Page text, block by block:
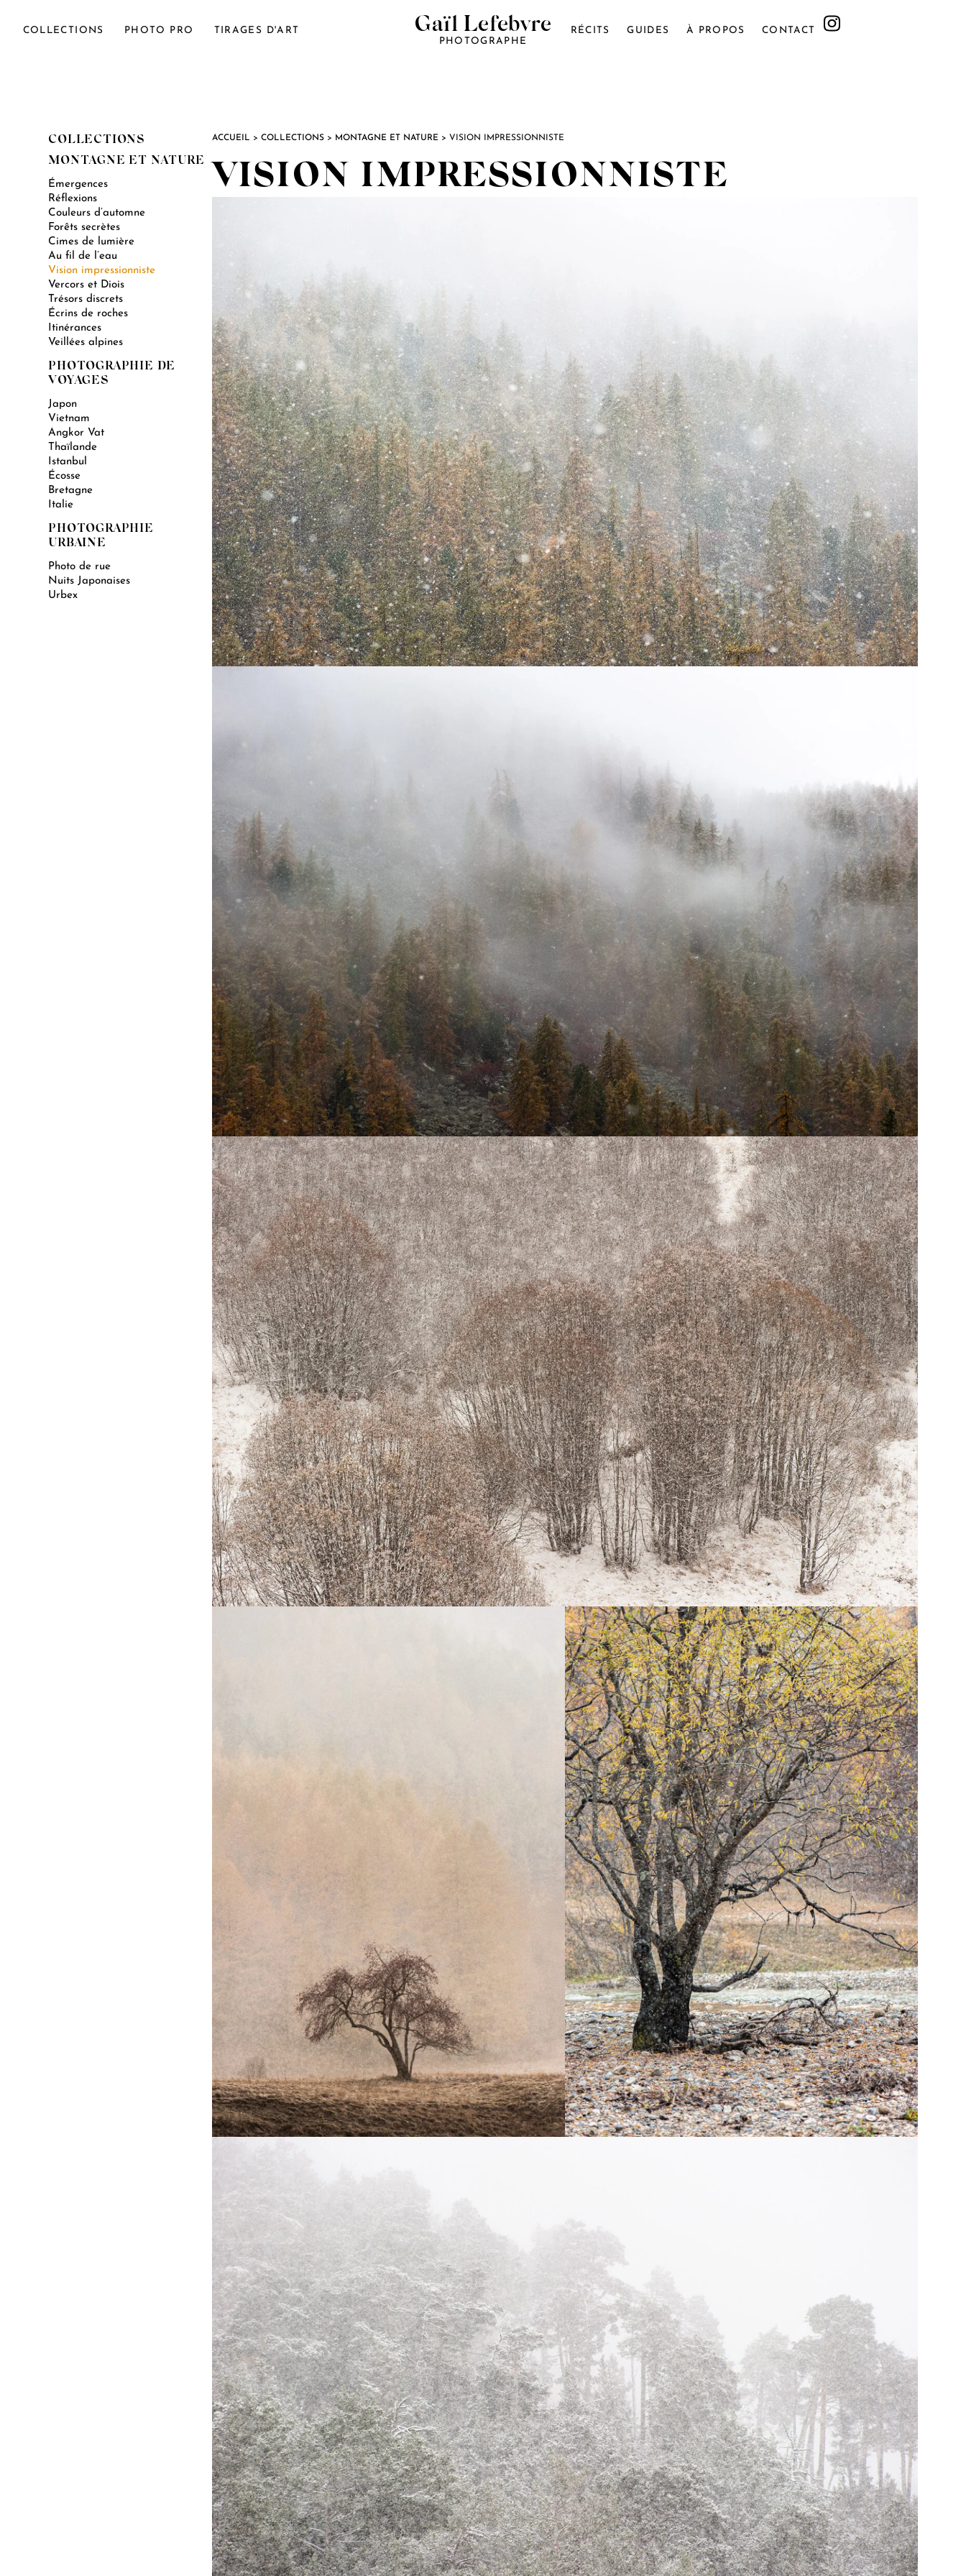
COLLECTIONS PHOTO PRO TIRAGES D'ART Gaïl Lefebvre
PHOTOGRAPHE
RÉCITS GUIDES À PROPOS CONTACT
COLLECTIONS
MONTAGNE ET NATURE
Émergences
Réflexions
Couleurs d’automne
Forêts secrètes
Cimes de lumière
Au fil de l’eau
Vision impressionniste
Vercors et Diois
Trésors discrets
Écrins de roches
Itinérances
Veillées alpines
PHOTOGRAPHIE DE
VOYAGES
Japon
Vietnam
Angkor Vat
Thaïlande
Istanbul
Écosse
Bretagne
Italie
PHOTOGRAPHIE
URBAINE
Photo de rue
Nuits Japonaises
Urbex
ACCUEIL > COLLECTIONS> MONTAGNE ET NATURE> VISION IMPRESSIONNISTE
VISION IMPRESSIONNISTE